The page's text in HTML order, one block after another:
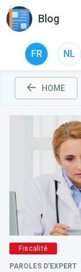
Blog
FR NL
HOME
Fiscalité
PAROLES D’EXPERT